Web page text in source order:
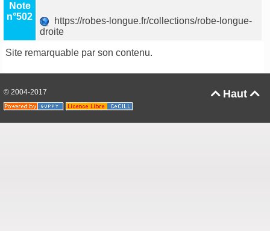
Note
n°502
https://robes-longue.fr/collections/robe-longue-
droite
Site remarquable par son contenu.
Haut 
© 2004-2017